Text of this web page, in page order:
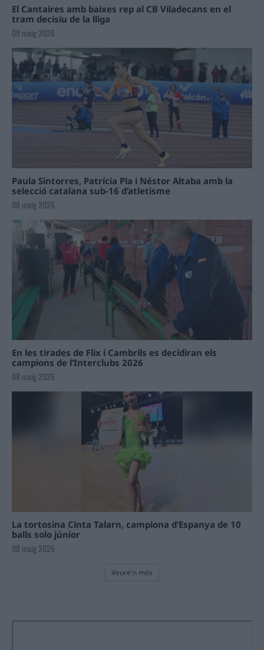
El Cantaires amb baixes rep al CB Viladecans en el
tram decisiu de la lliga
09 maig 2026
Paula Sintorres, Patrícia Pla i Néstor Altaba amb la
selecció catalana sub-16 d’atletisme
08 maig 2026
En les tirades de Flix i Cambrils es decidiran els
campions de l’Interclubs 2026
08 maig 2026
La tortosina Cinta Talarn, campiona d’Espanya de 10
balls solo júnior
08 maig 2026
Veure'n més